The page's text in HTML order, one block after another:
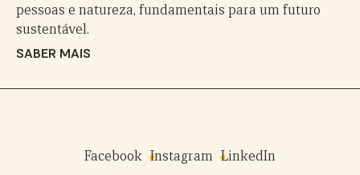
pessoas e natureza, fundamentais para um futuro
sustentável.
SABER MAIS
Facebook Instagram LinkedIn